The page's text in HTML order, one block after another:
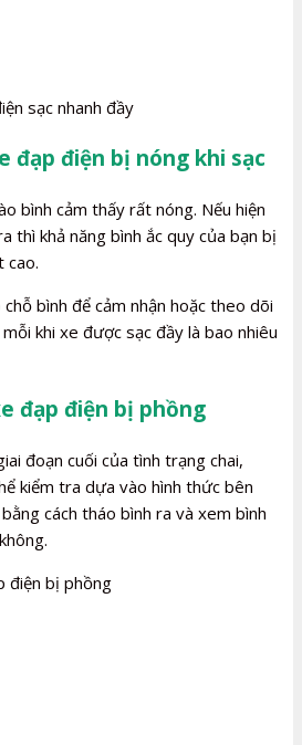
sạc nhanh đầy
đạp điện bị nóng khi sạc
bình cảm thấy rất nóng. Nếu hiện
thì khả năng bình ắc quy của bạn bị
cao.
bình để cảm nhận hoặc theo dõi
khi xe được sạc đầy là bao nhiêu
đạp điện bị phồng
đoạn cuối của tình trạng chai,
kiểm tra dựa vào hình thức bên
cách tháo bình ra và xem bình